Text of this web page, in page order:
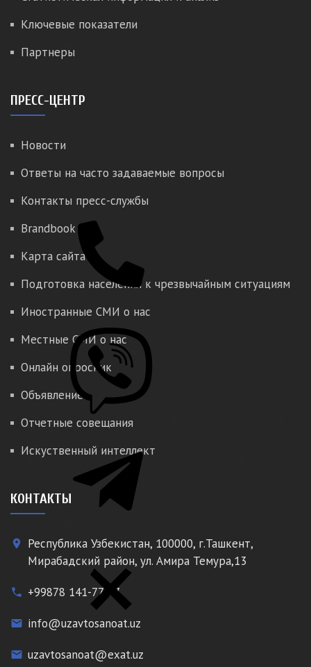
Ключевые показатели
Партнеры
ПРЕСС-ЦЕНТР
Новости
Ответы на часто задаваемые вопросы
Контакты пресс-службы
Brandbook
Карта сайта
Подготовка населения к чрезвычайным ситуациям
Иностранные СМИ о нас
Местные СМИ о нас
Онлайн опросник
Объявление
Отчетные совещания
Искуственный интеллект
КОНТАКТЫ
place
Республика Узбекистан, 100000, г.Ташкент,
Мирабадский район, ул. Амира Темура,13
phone +99878 141-77-77
email info@uzavtosanoat.uz
email uzavtosanoat@exat.uz